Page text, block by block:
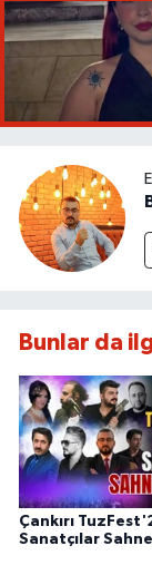
Bunlar da
Çankırı
Sanatçılar